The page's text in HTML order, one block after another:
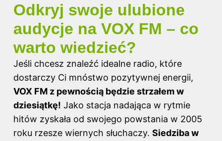
Odkryj swoje ulubione
audycje na VOX FM – co
warto wiedzieć?
Jeśli chcesz znaleźć idealne radio, które
dostarczy Ci mnóstwo pozytywnej energii,
VOX FM z pewnością będzie strzałem w
dziesiątkę! Jako stacja nadająca w rytmie
hitów zyskała od swojego powstania w 2005
roku rzesze wiernych słuchaczy. Siedziba w